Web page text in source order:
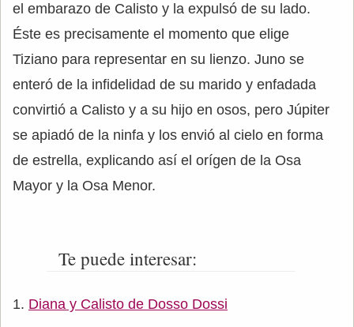
el embarazo de Calisto y la expulsó de su lado.
Éste es precisamente el momento que elige
Tiziano para representar en su lienzo. Juno se
enteró de la infidelidad de su marido y enfadada
convirtió a Calisto y a su hijo en osos, pero Júpiter
se apiadó de la ninfa y los envió al cielo en forma
de estrella, explicando así el orígen de la Osa
Mayor y la Osa Menor.
Te puede interesar:
Diana y Calisto de Dosso Dossi